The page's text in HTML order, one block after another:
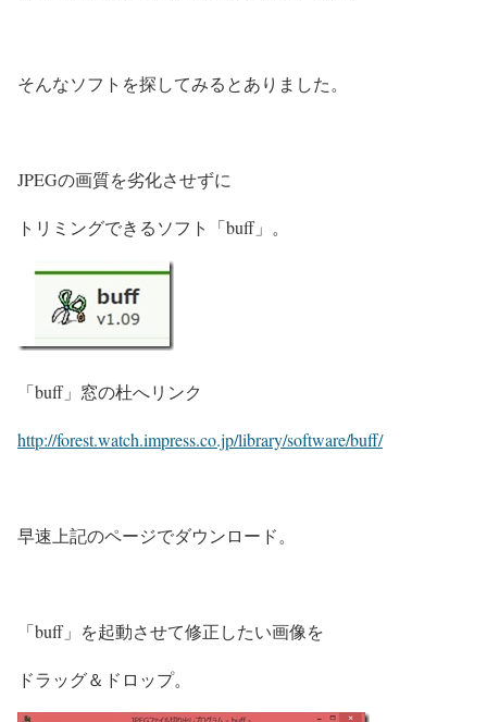
そんなソフトを探してみるとありました。
JPEGの画質を劣化させずに
トリミングできるソフト「buff」。
「buff」窓の杜へリンク
http://forest.watch.impress.co.jp/library/software/buff/
早速上記のページでダウンロード。
「buff」を起動させて修正したい画像を
ドラッグ＆ドロップ。